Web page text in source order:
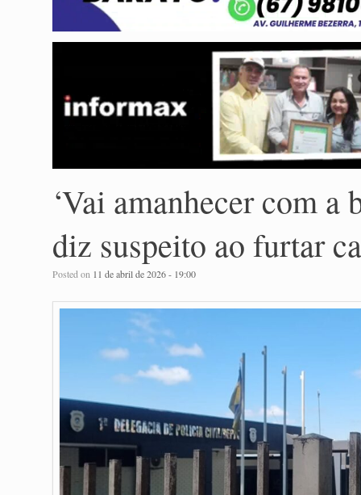
‘Vai amanhecer com a
diz suspeito ao furtar
Posted on 11 de abril de 2026 - 19:00